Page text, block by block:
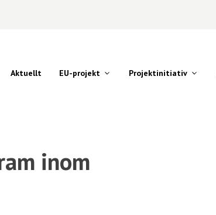
Aktuellt EU-projekt Projektinitiativ
inom